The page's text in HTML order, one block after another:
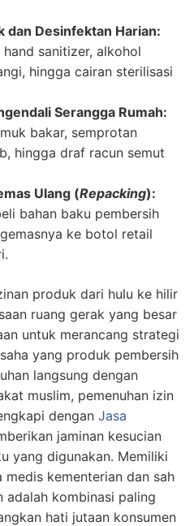
dan Desinfektan Harian:
sanitizer, alkohol
hingga cairan sterilisasi
Serangga Rumah:
bakar, semprotan
hingga draf racun semut
Ulang (Repacking):
bahan baku pembersih
ke botol retail
produk dari hulu ke hilir
ruang gerak yang besar
untuk merancang strategi
yang produk pembersih
langsung dengan
muslim, pemenuhan izin
dengan Jasa
jaminan kesucian
yang digunakan. Memiliki
kementerian dan sah
adalah kombinasi paling
hati jutaan konsumen